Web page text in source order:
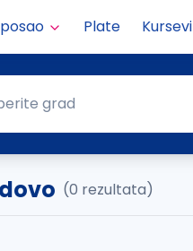
Plate Kursevi
grad
(0 rezultata)